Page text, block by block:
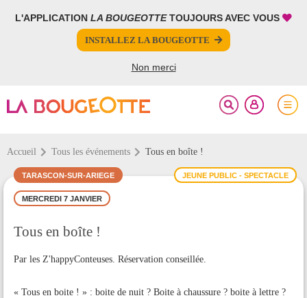
L'APPLICATION LA BOUGEOTTETOUJOURS AVEC VOUS
INSTALLEZ LA BOUGEOTTE
Non merci
Accueil Tous les événements Tous en boîte !
JEUNE PUBLIC - SPECTACLE
TARASCON-SUR-ARIEGE
MERCREDI 7 JANVIER
Tous en boîte !
Par les Z'happyConteuses. Réservation conseillée.
« Tous en boite ! » : boite de nuit ? Boite à chaussure ? boite à lettre ?
FERMER
PARTAGER
FERMER
Votre inscription à la newsletter a été effectuée.